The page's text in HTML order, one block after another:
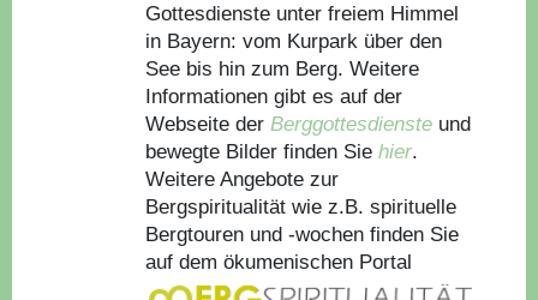
Gottesdienste unter freiem Himmel
in Bayern: vom Kurpark über den
See bis hin zum Berg. Weitere
Informationen gibt es auf der
Webseite derBerggottesdienste und
bewegte Bilder finden Sie hier.
Weitere Angebote zur
Bergspiritualität wie z.B. spirituelle
Bergtouren und -wochen finden Sie
auf dem ökumenischen Portal